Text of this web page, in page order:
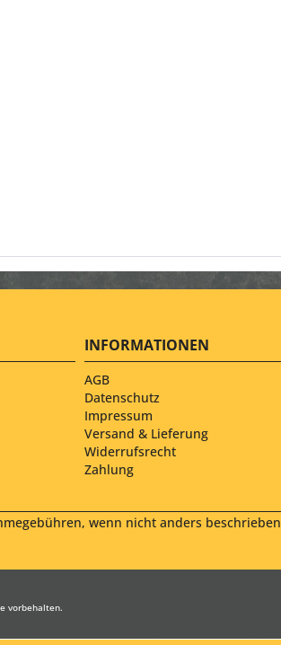
INFORMATIONEN
AGB
Datenschutz
Impressum
Versand & Lieferung
Widerrufsrecht
Zahlung
wenn nicht anders beschrieben
vorbehalten.